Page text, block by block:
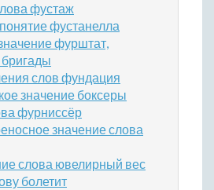
фустаж
фустанелла
фурштат,
слов фундация
значение боксеры
фурниссёр
значение слова
слова ювелирный вес
болетит